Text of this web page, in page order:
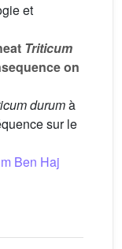
et
Triticum
on
durumà
sur le
Ben Haj